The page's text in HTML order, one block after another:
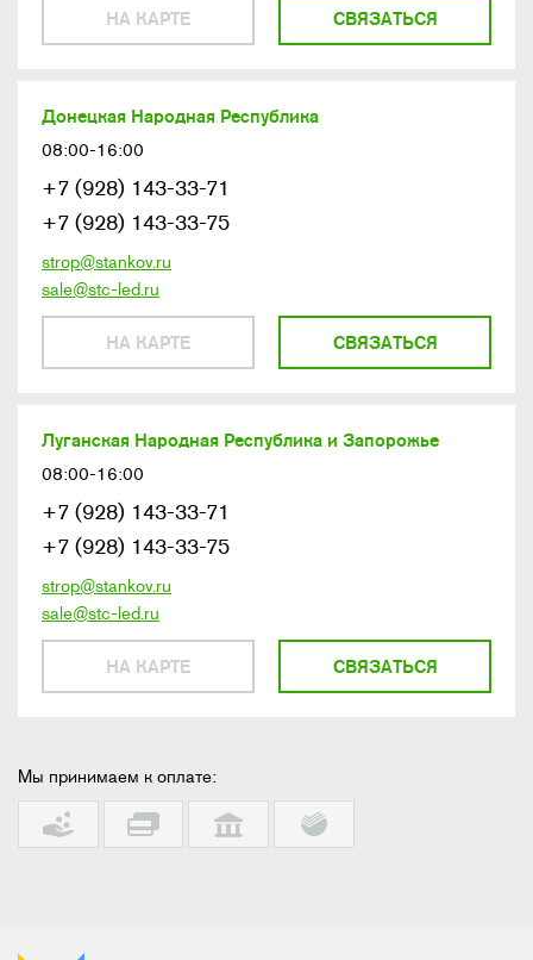
НА КАРТЕ СВЯЗАТЬСЯ
Донецкая Народная Республика
08:00-16:00
НА КАРТЕ
+7 (928) 143-33-71
+7 (928) 143-33-75
strop@stankov.ru
sale@stc-led.ru
СВЯЗАТЬСЯ
Луганская Народная Республика и Запорожье
08:00-16:00
НА КАРТЕ
+7 (928) 143-33-71
+7 (928) 143-33-75
strop@stankov.ru
sale@stc-led.ru
СВЯЗАТЬСЯ
Мы принимаем к оплате: